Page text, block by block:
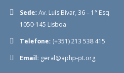
Sede: Av. Luís Bívar, 36 – 1° Esq.
1050-145 Lisboa
Telefone: (+351) 213 538 415
Email: geral@aphp-pt.org